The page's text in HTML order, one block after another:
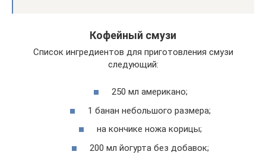
Кофейный смузи
Список ингредиентов для приготовления смузи
следующий:
250 мл американо;
1 банан небольшого размера;
на кончике ножа корицы;
200 мл йогурта без добавок;